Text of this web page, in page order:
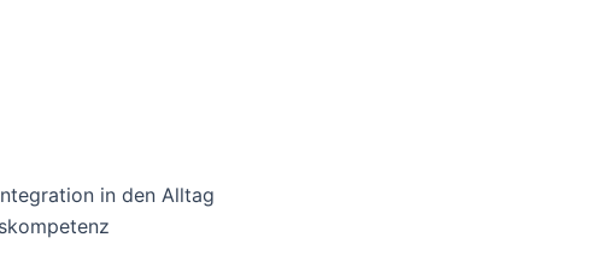
in den Alltag